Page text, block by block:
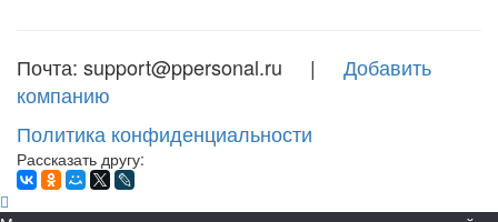
Почта: support@ppersonal.ru | Добавить
компанию
Политика конфиденциальности
Рассказать другу: